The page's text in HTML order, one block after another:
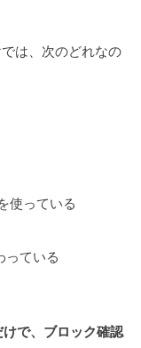
は、次のどれなの
使っている
っている
で、ブロック確認